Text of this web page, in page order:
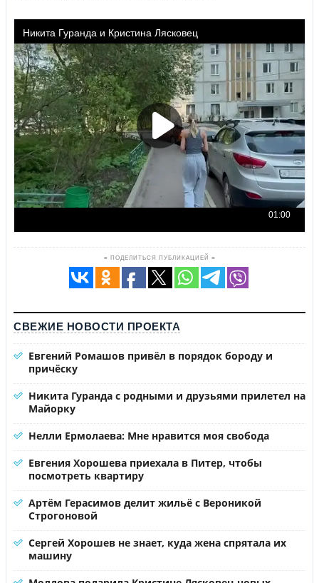
≡ ПОДЕЛИТЬСЯ ПУБЛИКАЦИЕЙ ≡
СВЕЖИЕ НОВОСТИ ПРОЕКТА
Евгений Ромашов привёл в порядок бороду и
причёску
Никита Гуранда с родными и друзьями прилетел на
Майорку
Нелли Ермолаева: Мне нравится моя свобода
Евгения Хорошева приехала в Питер, чтобы
посмотреть квартиру
Артём Герасимов делит жильё с Вероникой
Строгоновой
Сергей Хорошев не знает, куда жена спрятала их
машину